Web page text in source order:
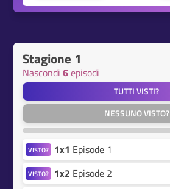
Stagione 1
Nascondi6episodi
TUTTI VISTI?
NESSUNO VISTO?
VISTO? 1x1 Episode 1
VISTO? 1x2 Episode 2